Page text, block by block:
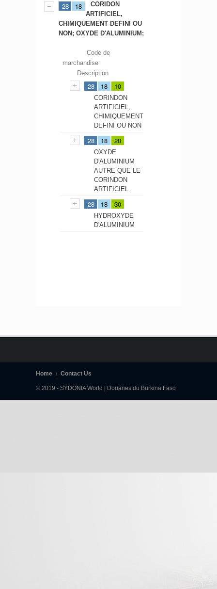
28 18
CORIDON
ARTIFICIEL,
CHIMIQUEMENT DEFINI OU
NON; OXYDE D'ALUMINIUM;
Code de
marchandise
Description
28 18 10
CORINDON
ARTIFICIEL,
CHIMIQUEMENT
DEFINI OU NON
28 18 20
OXYDE
D'ALUMINIUM
AUTRE QUE LE
CORINDON
ARTIFICIEL
28 18 30
HYDROXYDE
D'ALUMINIUM
Home Contact Us
© 2019 - SYDONIA World | Douanes du Burkina Faso